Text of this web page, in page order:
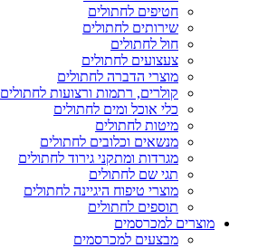
חטיפים לחתולים
שירותים לחתולים
חול לחתולים
צעצועים לחתולים
מוצרי הדברה לחתולים
קולרים, רתמות ורצועות לחתולים
כלי אוכל ומים לחתולים
מיטות לחתולים
מנשאים וכלובים לחתולים
מגרדות ומתקני גירוד לחתולים
תגי שם לחתולים
מוצרי טיפוח היגיינה לחתולים
תוספים לחתולים
מוצרים למכרסמים
מבצעים למכרסמים